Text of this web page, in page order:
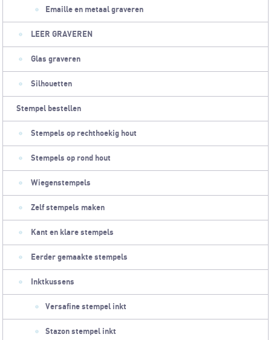
Emaille en metaal graveren
LEER GRAVEREN
Glas graveren
Silhouetten
Stempel bestellen
Stempels op rechthoekig hout
Stempels op rond hout
Wiegenstempels
Zelf stempels maken
Kant en klare stempels
Eerder gemaakte stempels
Inktkussens
Versafine stempel inkt
Stazon stempel inkt